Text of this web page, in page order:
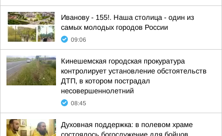
Иванову - 155!. Наша столица - один из
самых молодых городов России
09:06
Кинешемская городская прокуратура
контролирует установление обстоятельств
ДТП, в котором пострадал
несовершеннолетний
08:45
Духовная поддержка: в полевом храме